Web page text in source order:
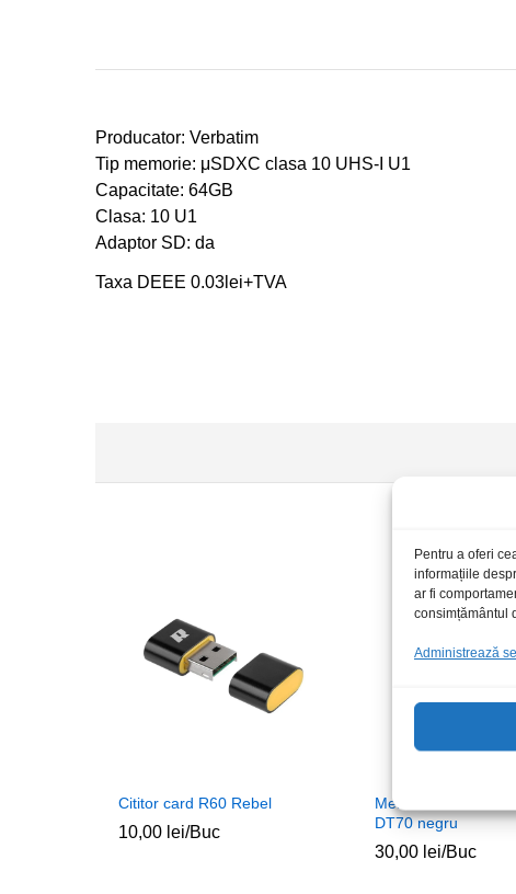
Pentru a oferi
informațiile
ar fi
consimțământul
Administrează
Producator: Verbatim
Tip memorie: μSDXC clasa 10 UHS-I U1
Capacitate: 64GB
Clasa: 10 U1
Adaptor SD: da
Taxa DEEE 0.03lei+TVA
Cititor card R60 Rebel
10,00 lei/Buc
Stoc
Memorie USB 32GB
DT70 negru
30,00 lei/Buc